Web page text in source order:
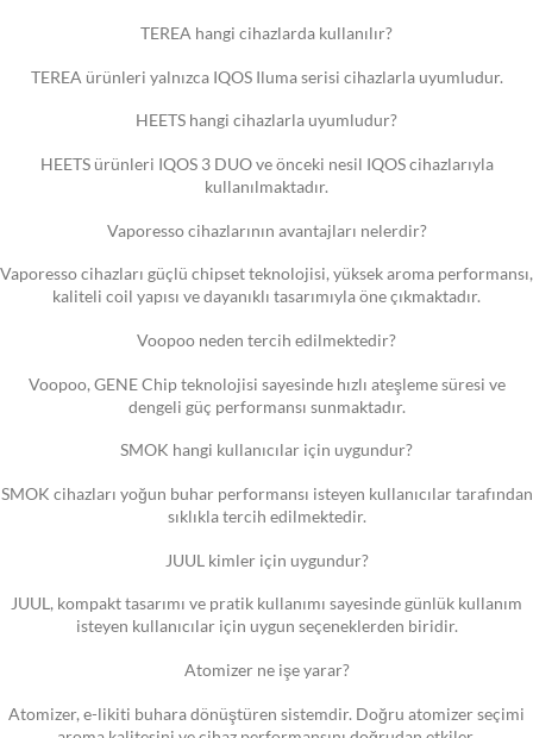
TEREA hangi cihazlarda kullanılır?
TEREA ürünleri yalnızca IQOS Iluma serisi cihazlarla uyumludur.
HEETS hangi cihazlarla uyumludur?
HEETS ürünleri IQOS 3 DUO ve önceki nesil IQOS cihazlarıyla
kullanılmaktadır.
Vaporesso cihazlarının avantajları nelerdir?
Vaporesso cihazları güçlü chipset teknolojisi, yüksek aroma performansı,
kaliteli coil yapısı ve dayanıklı tasarımıyla öne çıkmaktadır.
Voopoo neden tercih edilmektedir?
Voopoo, GENE Chip teknolojisi sayesinde hızlı ateşleme süresi ve
dengeli güç performansı sunmaktadır.
SMOK hangi kullanıcılar için uygundur?
SMOK cihazları yoğun buhar performansı isteyen kullanıcılar tarafından
sıklıkla tercih edilmektedir.
JUUL kimler için uygundur?
JUUL, kompakt tasarımı ve pratik kullanımı sayesinde günlük kullanım
isteyen kullanıcılar için uygun seçeneklerden biridir.
Atomizer ne işe yarar?
Atomizer, e-likiti buhara dönüştüren sistemdir. Doğru atomizer seçimi